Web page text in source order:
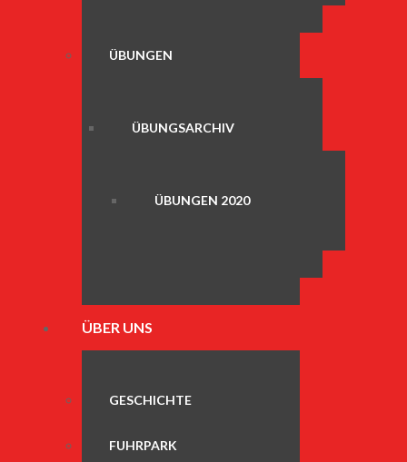
ÜBUNGEN
ÜBUNGSARCHIV
ÜBUNGEN 2020
ÜBER UNS
GESCHICHTE
FUHRPARK